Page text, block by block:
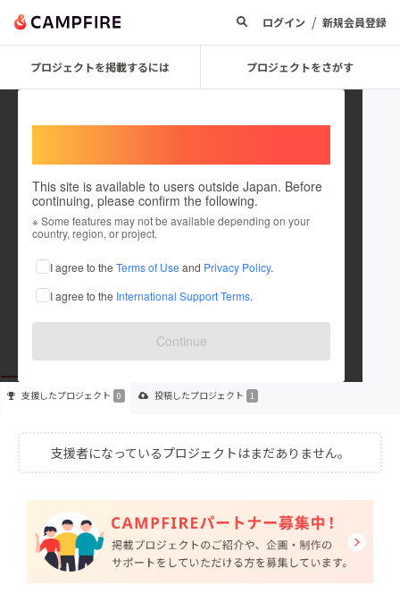
ログイン / 新規会員登録
プロジェクトを掲載するには プロジェクトをさがす
This site is available to users outside Japan. Before
continuing, please confirm the following.
※ Some features may not be available depending on your
country, region, or project.
I agree to the Terms of Use and Privacy Policy.
I agree to the International Support Terms.
Continue
kaito32
これまでに1件のプロジェクトを投稿しています
在住国：未設定
出身国：未設定
支援したプロジェクト 0 投稿したプロジェクト 1
支援者になっているプロジェクトはまだありません。